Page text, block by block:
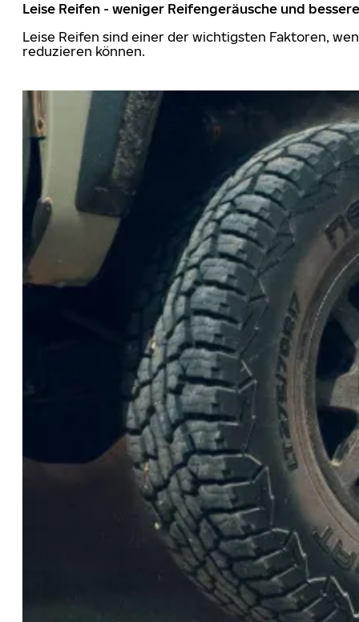
Leise Reifen - weniger Reifengeräusche und
Leise Reifen sind einer der wichtigsten Faktoren,
reduzieren können.